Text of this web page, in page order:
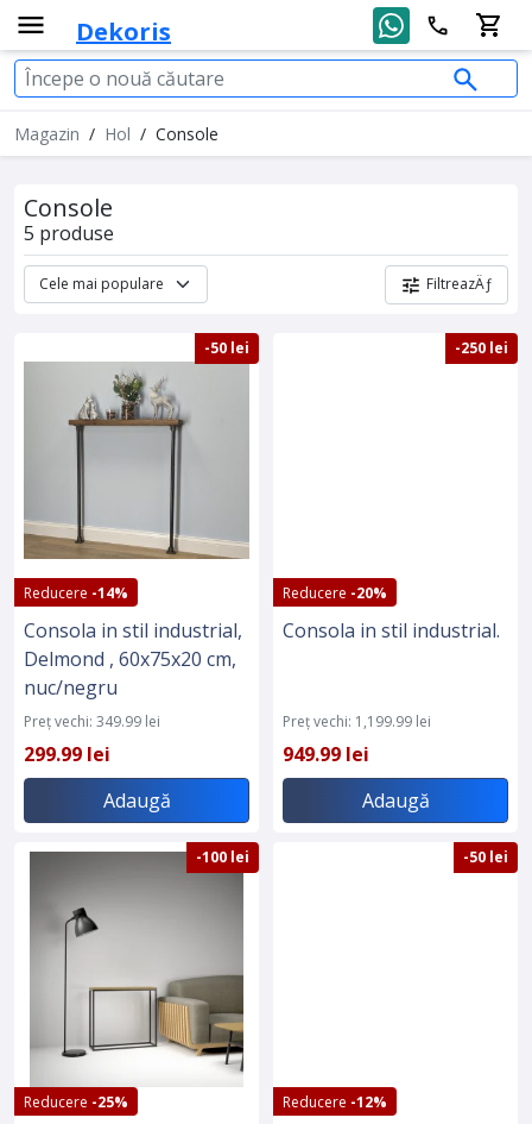
Dekoris
Magazin / Hol / Console
Console
5 produse
FiltreazÄƒ
Reducere -14%
-50 lei
Consola in stil industrial,
Delmond , 60x75x20 cm,
nuc/negru
Preț vechi: 349.99 lei
299.99 lei
Adaugă
Reducere -20%
-250 lei
Consola in stil industrial.
Preț vechi: 1,199.99 lei
949.99 lei
Adaugă
Reducere -25%
-100 lei
Reducere -12%
-50 lei